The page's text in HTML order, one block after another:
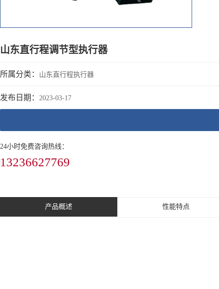
山东直行程调节型执行器
所属分类： 山东直行程执行器
发布日期： 2023-03-17
24小时免费咨询热线：
13236627769
产品概述 性能特点